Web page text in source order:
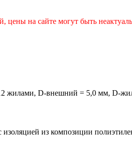
цены на сайте могут быть
жилами, D-внешний = 5,0 мм, D-
из композиции